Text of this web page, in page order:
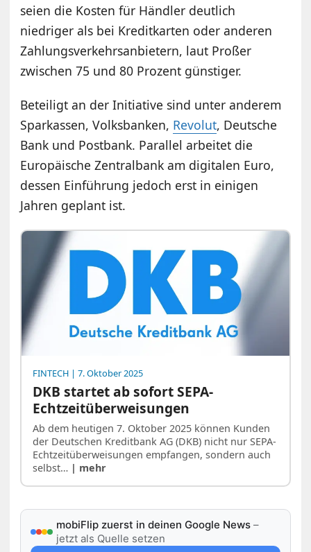
seien die Kosten für Händler deutlich
niedriger als bei Kreditkarten oder anderen
Zahlungsverkehrsanbietern, laut Proßer
zwischen 75 und 80 Prozent günstiger.
Beteiligt an der Initiative sind unter anderem
Sparkassen, Volksbanken, Revolut, Deutsche
Bank und Postbank. Parallel arbeitet die
Europäische Zentralbank am digitalen Euro,
dessen Einführung jedoch erst in einigen
Jahren geplant ist.
FINTECH | 7. Oktober 2025
DKB startet ab sofort SEPA-
Echtzeitüberweisungen
Ab dem heutigen 7. Oktober 2025 können Kunden
der Deutschen Kreditbank AG (DKB) nicht nur SEPA-
Echtzeitüberweisungen empfangen, sondern auch
selbst… | mehr
mobiFlip zuerst in deinen Google News –
jetzt als Quelle setzen